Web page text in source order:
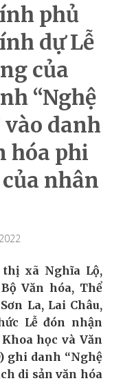
phủ
dự Lễ
của
“Nghệ
danh
hóa phi
nhân
thị xã Nghĩa Lộ,
Văn hóa, Thể
La, Lai Châu,
Lễ đón nhận
học và Văn
ghi danh “Nghệ
di sản văn hóa